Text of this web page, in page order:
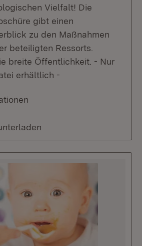
Vielfalt! Die
gibt einen
zu den Maßnahmen
beteiligten Ressorts.
breite Öffentlichkeit. - Nur
erhältlich -